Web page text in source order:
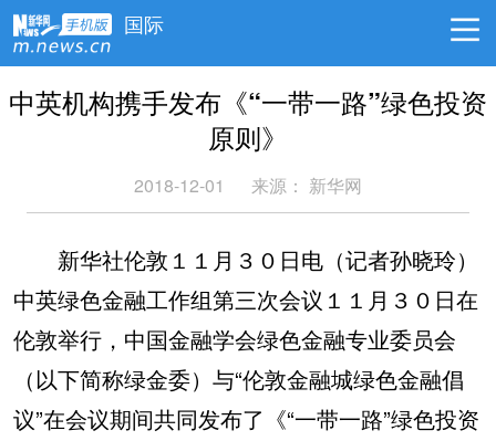
国际
中英机构携手发布《“一带一路”绿色投资
原则》
2018-12-01 来源： 新华网
新华社伦敦１１月３０日电（记者孙晓玲）
中英绿色金融工作组第三次会议１１月３０日在
伦敦举行，中国金融学会绿色金融专业委员会
（以下简称绿金委）与“伦敦金融城绿色金融倡
议”在会议期间共同发布了《“一带一路”绿色投资